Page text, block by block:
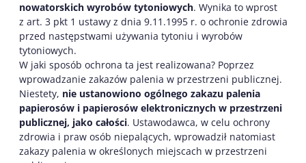
nowatorskich wyrobów tytoniowych. Wynika to wprost
z art. 3 pkt 1 ustawy z dnia 9.11.1995 r. o ochronie zdrowia
przed następstwami używania tytoniu i wyrobów
tytoniowych.
W jaki sposób ochrona ta jest realizowana? Poprzez
wprowadzanie zakazów palenia w przestrzeni publicznej.
Niestety, nie ustanowiono ogólnego zakazu palenia
papierosów i papierosów elektronicznych w przestrzeni
publicznej, jako całości. Ustawodawca, w celu ochrony
zdrowia i praw osób niepalących, wprowadził natomiast
zakazy palenia w określonych miejscach w przestrzeni